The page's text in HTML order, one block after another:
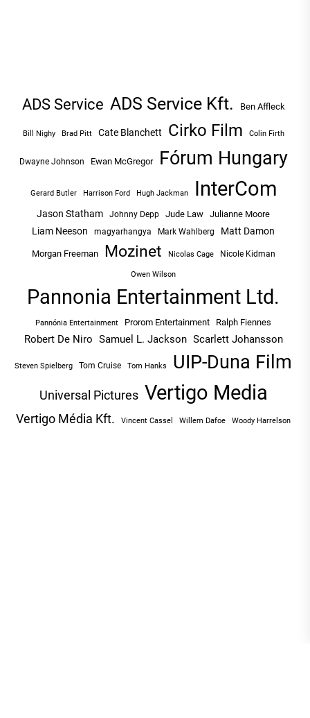
ADS Service ADS Service Kft. Ben Affleck
Bill Nighy Brad Pitt Cate Blanchett Cirko Film Colin Firth
Dwayne Johnson Ewan McGregor Fórum Hungary
Gerard Butler Harrison Ford Hugh Jackman InterCom
Jason Statham Johnny Depp Jude Law Julianne Moore
Liam Neeson magyarhangya Mark Wahlberg Matt Damon
Morgan Freeman Mozinet Nicolas Cage Nicole Kidman
Owen Wilson
Pannonia Entertainment Ltd.
Pannónia Entertainment Prorom Entertainment Ralph Fiennes
Robert De Niro Samuel L. Jackson Scarlett Johansson
Steven Spielberg Tom Cruise Tom Hanks UIP-Duna Film
Universal Pictures Vertigo Media
Vertigo Média Kft. Vincent Cassel Willem Dafoe Woody Harrelson